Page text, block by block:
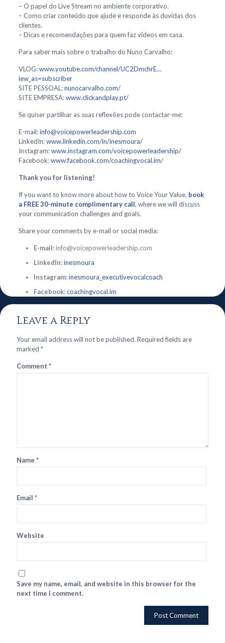
– O papel do Live Stream no ambiente corporativo.
– Como criar conteúdo que ajude e responde às duvidas dos
clientes.
– Dicas e recomendações para quem faz vídeos em casa.
Para saber mais sobre o trabalho do Nuno Carvalho:
VLOG:www.youtube.com/channel/UC2DmchrE…
iew_as=subscriber
SITE PESSOAL:nunocarvalho.com/
SITE EMPRESA:www.clickandplay.pt/
Se quiser partilhar as suas reflexões pode contactar-me:
E-mail:info@voicepowerleadership.com
LinkedIn:www.linkedin.com/in/inesmoura/
Instagram:www.instagram.com/voicepowerleadership/
Facebook:www.facebook.com/coachingvocal.im/
Thank you for listening!
If you want to know more about how to Voice Your Value, book
a FREE 30-minute complimentary call, where we will discuss
your communication challenges and goals.
Share your comments by e-mail or social media:
E-mail:info@voicepowerleadership.com
LinkedIn:inesmoura
Instagram:inesmoura_executivevocalcoach
Facebook:coachingvocal.im
Leave a Reply
Your email address will not be published. Required fields are
marked *
Comment *
Name *
Email *
Website
Save my name, email, and website in this browser for the
next time I comment.